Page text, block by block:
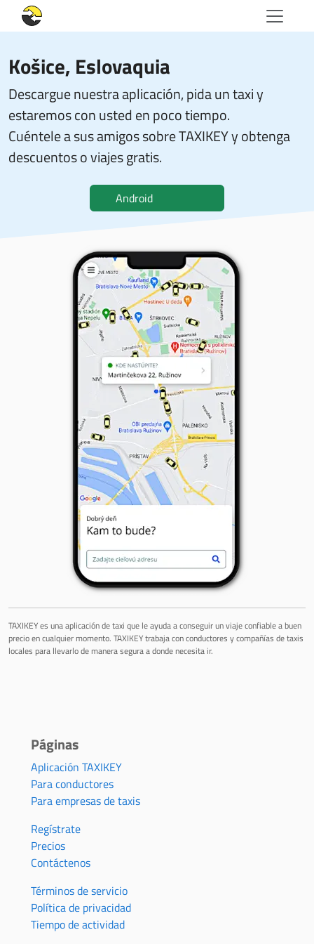
Košice, Eslovaquia
Descargue nuestra aplicación, pida un taxi y
estaremos con usted en poco tiempo.
Cuéntele a sus amigos sobre TAXIKEY y obtenga
descuentos o viajes gratis.
Android
TAXIKEY es una aplicación de taxi que le ayuda a conseguir un viaje confiable a buen
precio en cualquier momento. TAXIKEY trabaja con conductores y compañías de taxis
locales para llevarlo de manera segura a donde necesita ir.
Páginas
Aplicación TAXIKEY
Para conductores
Para empresas de taxis
Regístrate
Precios
Contáctenos
Términos de servicio
Política de privacidad
Tiempo de actividad